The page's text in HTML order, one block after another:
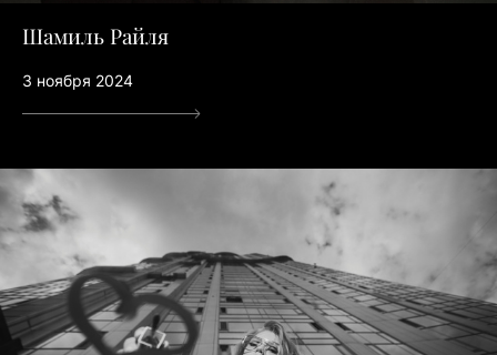
Шамиль Райля
3 ноября 2024